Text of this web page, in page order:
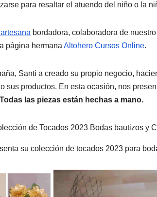
para resaltar el atuendo del niño o la
artesana bordadora, colaboradora de
página hermana Altohero Cursos Online.
Santi a creado su propio negocio,
sus productos. En esta ocasión, nos
Todas las piezas están hechas a mano.
su colección de tocados 2023 para